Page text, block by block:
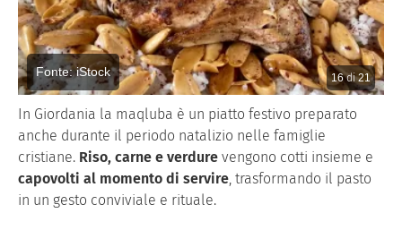
16di21
Fonte: iStock
In Giordania la maqluba è un piatto festivo preparato
anche durante il periodo natalizio nelle famiglie
cristiane. Riso, carne e verdure vengono cotti insieme e
capovolti al momento di servire, trasformando il pasto
in un gesto conviviale e rituale.